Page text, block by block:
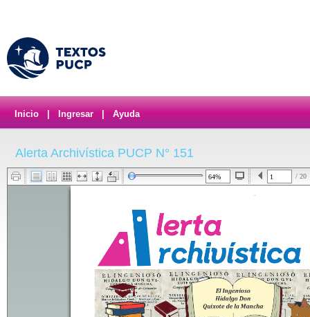
Inicio Ingresar Ayuda
Alerta Archivística PUCP N° 151
/ 20